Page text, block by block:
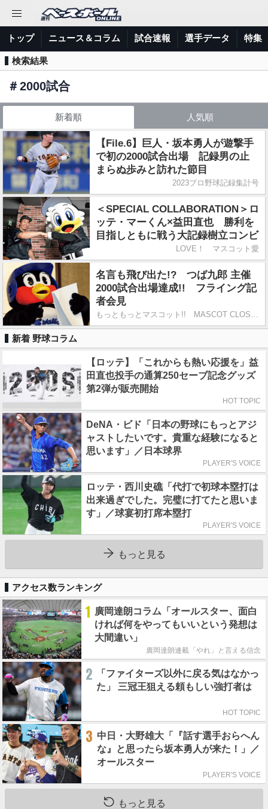
トップ ニュース＆コラム 試合速報 選手データ 特集
検索結果
＃2000試合
新着順 人気順
【File.6】巨人・坂本勇人が遊撃手
で初の2000試合出場 記録男の止
まらぬ歩みと訪れた節目
2023プロ野球記録集計号
＜SPECIAL COLLABORATION＞ロ
ッテ・マーくん×益田直也 勝利を
目指しともに戦う大記録樹立コンビ
LOVE！ マスコット愛
名言も飛び出た!? つば九郎 主催
2000試合出場達成!! フライング記
者会見
もっともっとマスコット!! MASCOT CLOSE-UP
新着 野球コラム
【ロッテ】「これからも熱い応援を」益
田直也投手の通算250セーブ記念グッズ
第2弾が販売開始
HOT TOPIC
DeNA・ビド「日本の野球にもっとアジ
ャストしたいです。貴重な経験になると
思います」／日本球界
PLAYER'S VOICE
ロッテ・西川史礁「代打で初球本塁打は
出来過ぎでした。完璧に打てたと思いま
す」／球宴初打席本塁打
PLAYER'S VOICE
もっと見る
アクセス数ランキング
1 廣岡達朗コラム「オールスター、面白
ければ何をやってもいいという発想は
大間違い」
廣岡達朗連載「やれ」と言える信念
2
「ファイターズ以外に戻る気はなかっ
た」 三冠王狙える頼もしい強打者は
HOT TOPIC
3 中日・大野雄大「『話す選手おらへん
な』と思ったら坂本勇人が来た！」／
オールスター
PLAYER'S VOICE
もっと見る